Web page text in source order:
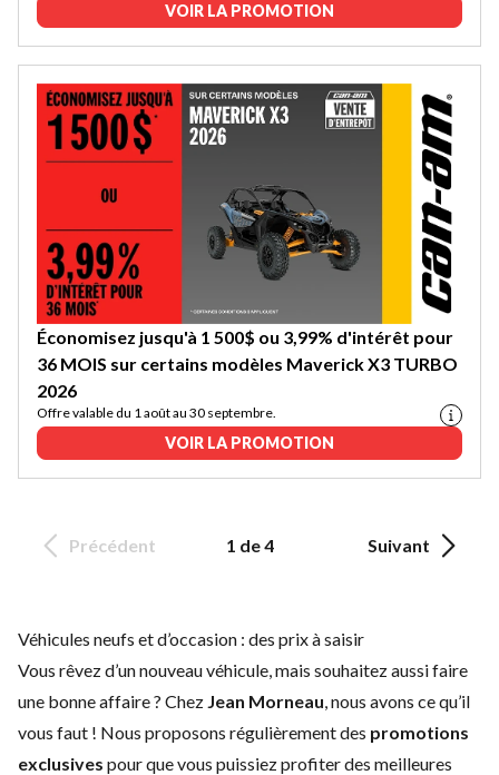
VOIR LA PROMOTION
Économisez jusqu'à 1 500$ ou 3,99% d'intérêt pour
36 MOIS sur certains modèles Maverick X3 TURBO
2026
Offre valable du 1 août au 30 septembre.
VOIR LA PROMOTION
Précédent 1 de 4 Suivant
Véhicules neufs et d’occasion : des prix à saisir
Vous rêvez d’un nouveau véhicule, mais souhaitez aussi faire
une bonne affaire ? Chez Jean Morneau , nous avons ce qu’il
vous faut ! Nous proposons régulièrement des promotions
exclusives pour que vous puissiez profiter des meilleures